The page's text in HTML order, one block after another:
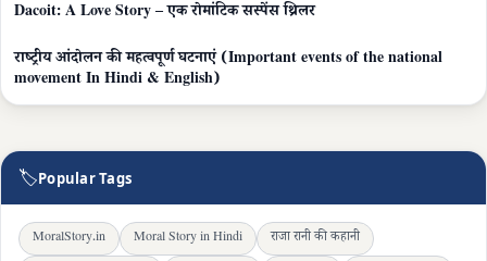
Dacoit: A Love Story – एक रोमांटिक सस्पेंस थ्रिलर
राष्ट्रीय आंदोलन की महत्वपूर्ण घटनाएं (Important events of the national
movement In Hindi & English)
🏷Popular Tags
MoralStory.in Moral Story in Hindi
राजा रानी की कहानी